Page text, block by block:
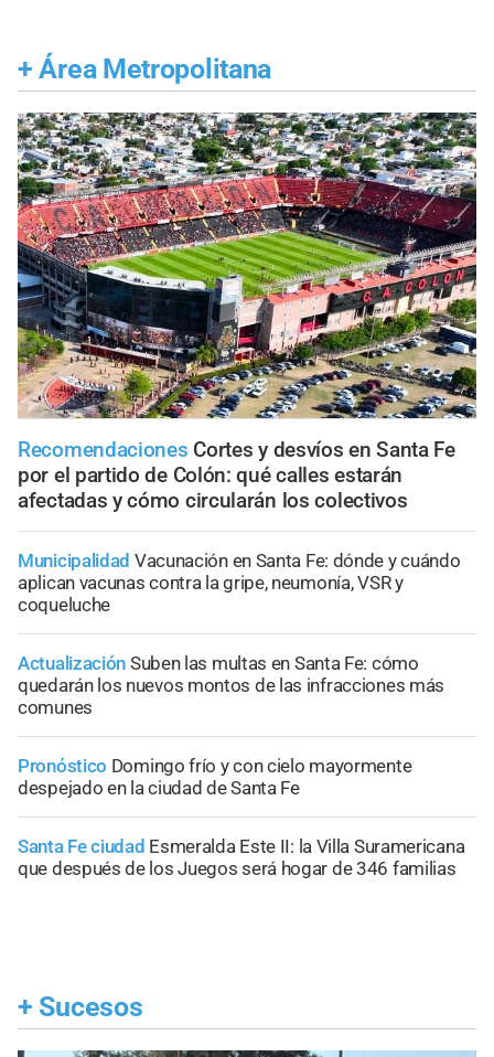
+ Área Metropolitana
Recomendaciones Cortes y desvíos en Santa Fe
por el partido de Colón: qué calles estarán
afectadas y cómo circularán los colectivos
Municipalidad Vacunación en Santa Fe: dónde y cuándo
aplican vacunas contra la gripe, neumonía, VSR y
coqueluche
Actualización Suben las multas en Santa Fe: cómo
quedarán los nuevos montos de las infracciones más
comunes
Pronóstico Domingo frío y con cielo mayormente
despejado en la ciudad de Santa Fe
Santa Fe ciudad Esmeralda Este II: la Villa Suramericana
que después de los Juegos será hogar de 346 familias
+ Sucesos